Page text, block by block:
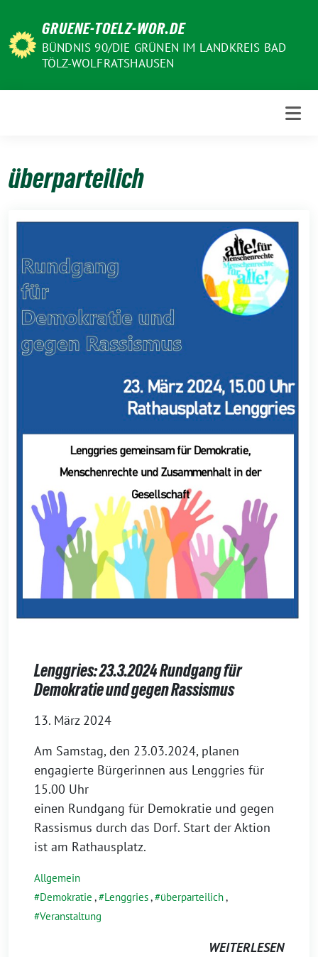
zum
Inhalt
GRUENE-TOELZ-WOR.DE
BÜNDNIS 90/DIE GRÜNEN IM LANDKREIS BAD
TÖLZ-WOLFRATSHAUSEN
überparteilich
Lenggries: 23.3.2024 Rundgang für
Demokratie und gegen Rassismus
13. März 2024
Am Samstag, den 23.03.2024, planen
engagierte Bürgerinnen aus Lenggries für
15.00 Uhr
einen Rundgang für Demokratie und gegen
Rassismus durch das Dorf. Start der Aktion
ist am Rathausplatz.
Allgemein
Demokratie , Lenggries, überparteilich,
Veranstaltung
WEITERLESEN